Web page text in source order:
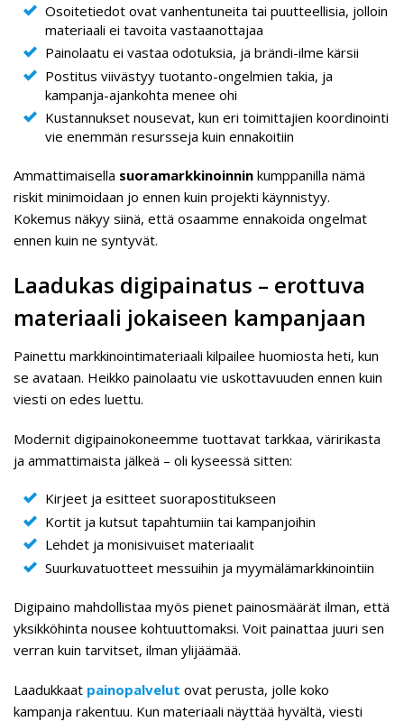
Osoitetiedot ovat vanhentuneita tai puutteellisia, jolloin
materiaali ei tavoita vastaanottajaa
Painolaatu ei vastaa odotuksia, ja brändi-ilme kärsii
Postitus viivästyy tuotanto-ongelmien takia, ja
kampanja-ajankohta menee ohi
Kustannukset nousevat, kun eri toimittajien koordinointi
vie enemmän resursseja kuin ennakoitiin
Ammattimaisella suoramarkkinoinnin kumppanilla nämä
riskit minimoidaan jo ennen kuin projekti käynnistyy.
Kokemus näkyy siinä, että osaamme ennakoida ongelmat
ennen kuin ne syntyvät.
Laadukas digipainatus – erottuva
materiaali jokaiseen kampanjaan
Painettu markkinointimateriaali kilpailee huomiosta heti, kun
se avataan. Heikko painolaatu vie uskottavuuden ennen kuin
viesti on edes luettu.
Modernit digipainokoneemme tuottavat tarkkaa, väririkasta
ja ammattimaista jälkeä – oli kyseessä sitten:
Kirjeet ja esitteet suorapostitukseen
Kortit ja kutsut tapahtumiin tai kampanjoihin
Lehdet ja monisivuiset materiaalit
Suurkuvatuotteet messuihin ja myymälämarkkinointiin
Digipaino mahdollistaa myös pienet painosmäärät ilman, että
yksikköhinta nousee kohtuuttomaksi. Voit painattaa juuri sen
verran kuin tarvitset, ilman ylijäämää.
Laadukkaat painopalvelut ovat perusta, jolle koko
kampanja rakentuu. Kun materiaali näyttää hyvältä, viesti